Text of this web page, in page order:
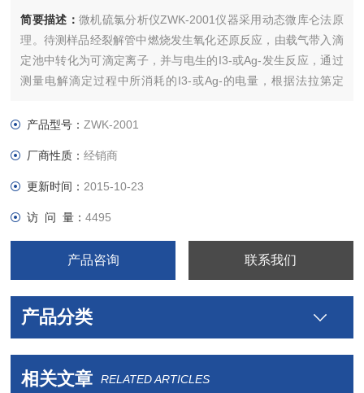
简要描述： 微机硫氯分析仪ZWK-2001仪器采用动态微库仑法原
理。待测样品经裂解管中燃烧发生氧化还原反应，由载气带入滴
定池中转化为可滴定离子，并与电生的I3-或Ag-发生反应，通过
测量电解滴定过程中所消耗的I3-或Ag-的电量，根据法拉第定
适用范围：用于石油、石油化工、医药、卫生、环保、煤炭、地
总硫或总氯含量分析。
产品型号：ZWK-2001
厂商性质：经销商
更新时间： 2015-10-23
访 问 量：4495
产品咨询 联系我们
产品分类
相关文章 RELATED ARTICLES